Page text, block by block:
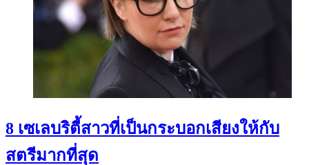
8 เซเลบริตี้สาวที่เป็นกระบอกเสียงให้กับ
สตรีมากที่สุด